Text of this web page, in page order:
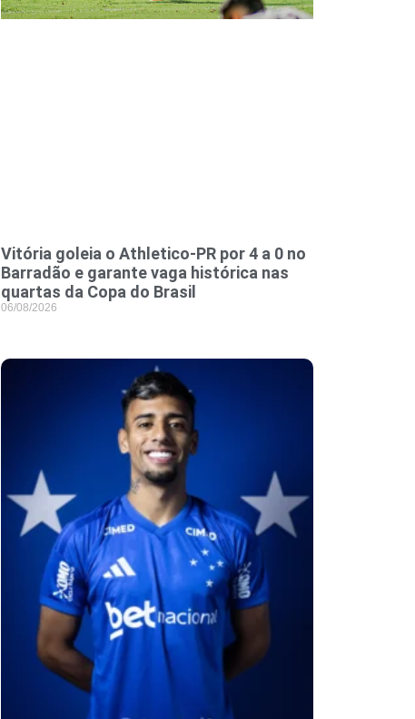
Vitória goleia o Athletico-PR por 4 a 0 no
Barradão e garante vaga histórica nas
quartas da Copa do Brasil
06/08/2026